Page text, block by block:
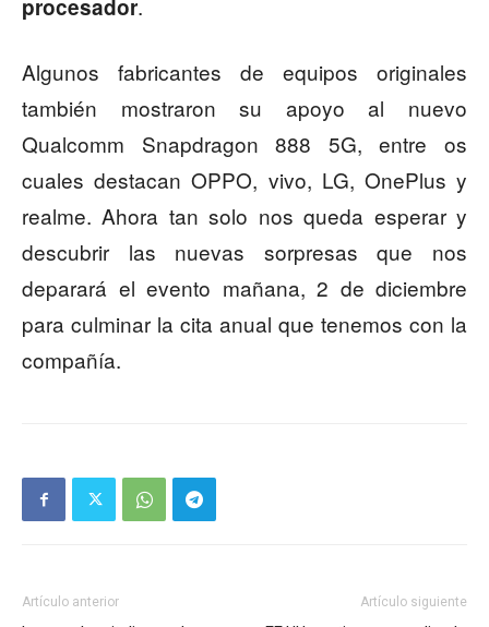
procesador.
Algunos fabricantes de equipos originales
también mostraron su apoyo al nuevo
Qualcomm Snapdragon 888 5G, entre os
cuales destacan OPPO, vivo, LG, OnePlus y
realme. Ahora tan solo nos queda esperar y
descubrir las nuevas sorpresas que nos
deparará el evento mañana, 2 de diciembre
para culminar la cita anual que tenemos con la
compañía.
Artículo anterior Artículo siguiente